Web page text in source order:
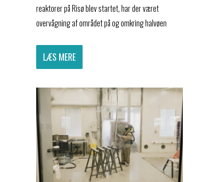
reaktorer på Risø blev startet, har der været
overvågning af området på og omkring halvøen
LÆS MERE